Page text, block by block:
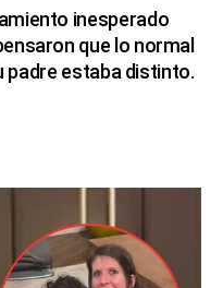
inesperado
que lo normal
padre estaba distinto.